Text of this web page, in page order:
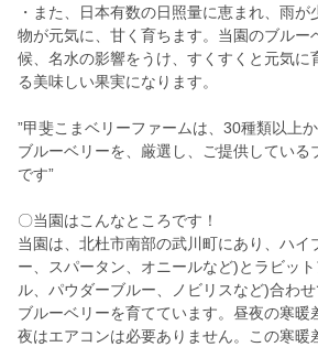
・また、日本有数の日照量に恵まれ、雨
物が元気に、甘く育ちます。当園のブルー
候、名水の影響をうけ、すくすくと元気に
る美味しい果実になります。
”甲斐こまベリーファームは、30種類以上
ブルーベリーを、厳選し、ご提供している
です”
〇当園はこんなところです！
当園は、北杜市南部の武川町にあり、ハイ
ー、スパータン、オニールなど)とラビッ
ル、パウダーブルー、ノビリスなど)合わ
ブルーベリーを育てています。昼夜の寒暖
夜はエアコンは必要ありません。この寒暖